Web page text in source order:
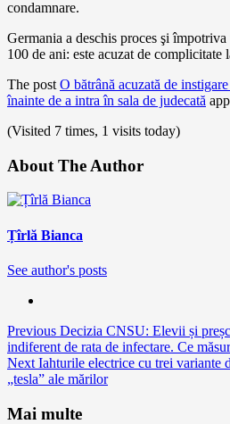
condamnare.
Germania a deschis proces şi
100 de ani: este acuzat de complicitate
The post O bătrână acuzată de
înainte de a intra în sala de judecată
(Visited 7 times, 1 visits today)
About The Author
Țîrlă Bianca
See author's posts
Continue
Reading
Previous Decizia CNSU: Elevii și
indiferent de rata de infectare. Ce
Next Iahturile electrice cu trei variante
„tesla” ale mărilor
Mai multe